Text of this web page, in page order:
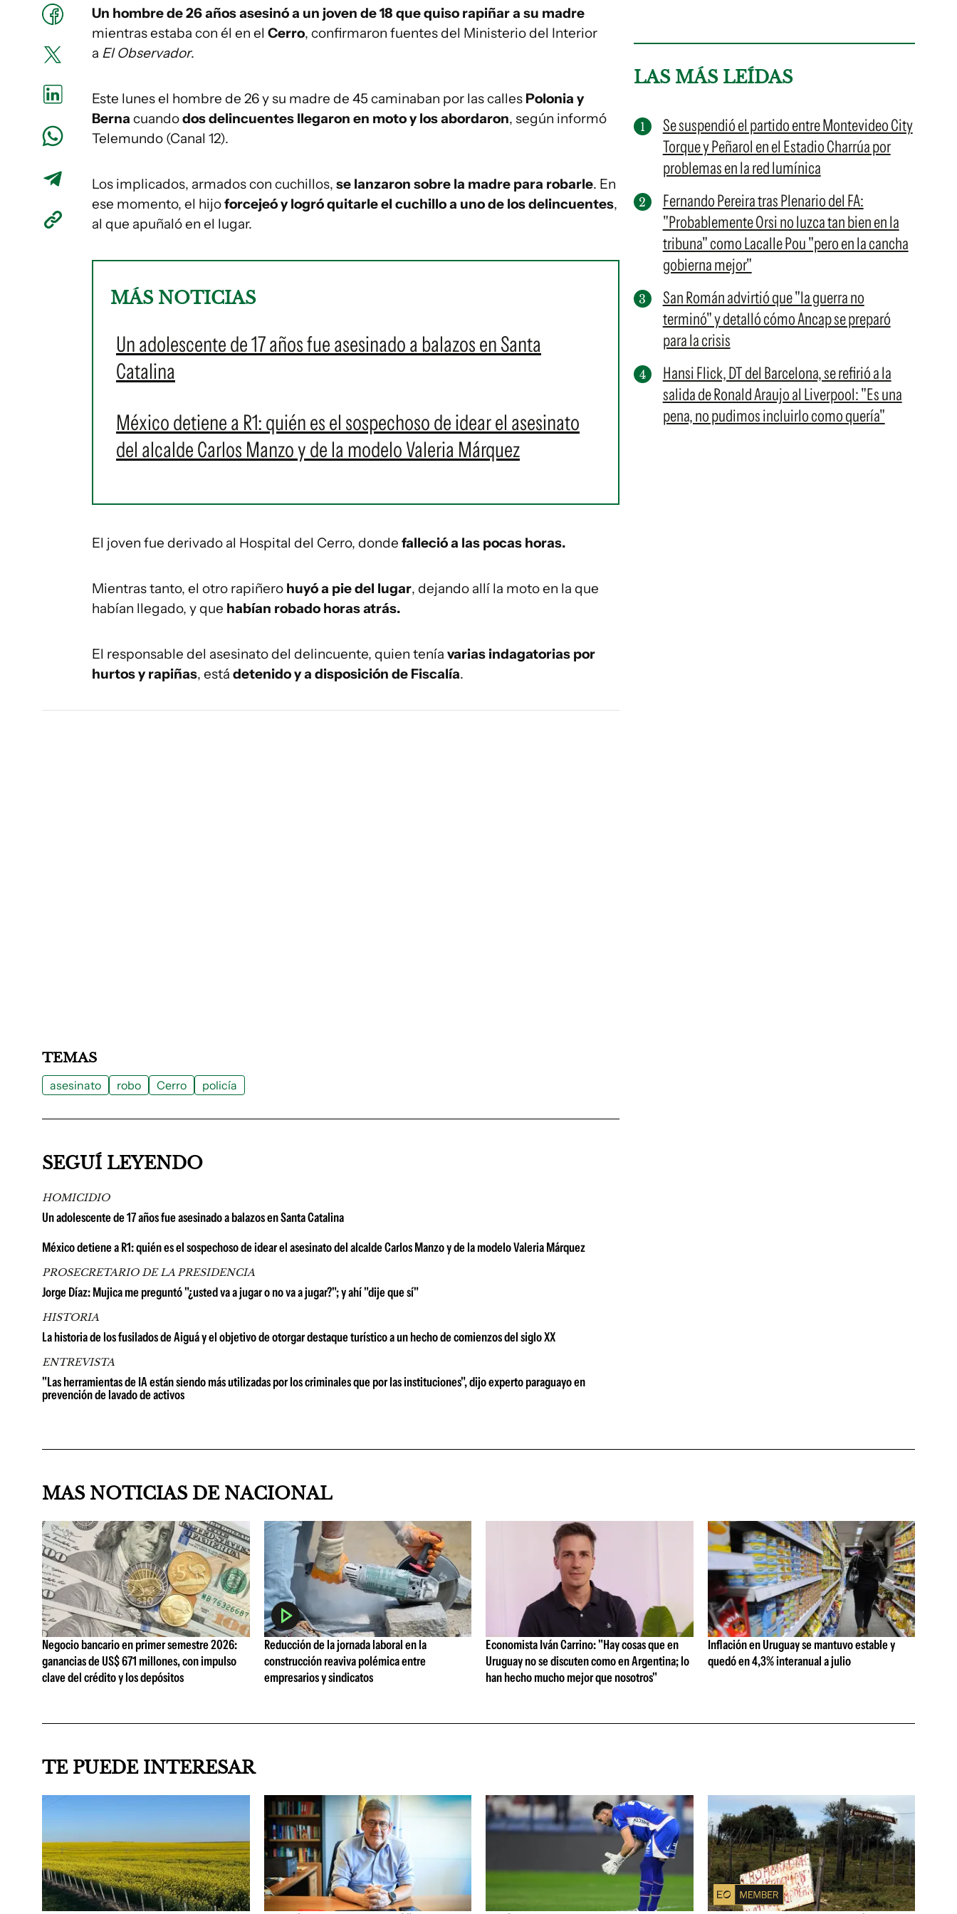
Un hombre de 26 años asesinó a un joven de 18 que quiso rapiñar a su madre
mientras estaba con él en el Cerro, confirmaron fuentes del Ministerio del Interior
a El Observador.
Este lunes el hombre de 26 y su madre de 45 caminaban por las calles Polonia y
Berna cuandodos delincuentes llegaron en moto y los abordaron, según informó
Telemundo (Canal 12).
Los implicados, armados con cuchillos, se lanzaron sobre la madre para robarle. En
ese momento, el hijoforcejeó y logró quitarle el cuchillo a uno de los delincuentes,
al que apuñaló en el lugar.
MÁS NOTICIAS
Un adolescente de 17 años fue asesinado a balazos en Santa
Catalina
México detiene a R1: quién es el sospechoso de idear el asesinato
del alcalde Carlos Manzo y de la modelo Valeria Márquez
El joven fue derivado al Hospital del Cerro, donde falleció a las pocas horas.
Mientras tanto, el otro rapiñero huyó a pie del lugar, dejando allí la moto en la que
habían llegado, y que habían robado horas atrás.
El responsable del asesinato del delincuente, quien tenía varias indagatorias por
hurtos y rapiñas, está detenido y a disposición de Fiscalía.
LAS MÁS LEÍDAS
Se suspendió el partido entre Montevideo City
Torque y Peñarol en el Estadio Charrúa por
problemas en la red lumínica
Fernando Pereira tras Plenario del FA:
"Probablemente Orsi no luzca tan bien en la
tribuna" como Lacalle Pou "pero en la cancha
gobierna mejor"
San Román advirtió que "la guerra no
terminó" y detalló cómo Ancap se preparó
para la crisis
Hansi Flick, DT del Barcelona, se refirió a la
salida de Ronald Araujo al Liverpool: "Es una
pena, no pudimos incluirlo como quería"
TEMAS
asesinato robo Cerro policía
SEGUÍ LEYENDO
HOMICIDIO
Un adolescente de 17 años fue asesinado a balazos en Santa Catalina
México detiene a R1: quién es el sospechoso de idear el asesinato del alcalde Carlos Manzo y de la modelo Valeria Márquez
PROSECRETARIO DE LA PRESIDENCIA
Jorge Díaz: Mujica me preguntó "¿usted va a jugar o no va a jugar?"; y ahí "dije que sí"
HISTORIA
La historia de los fusilados de Aiguá y el objetivo de otorgar destaque turístico a un hecho de comienzos del siglo XX
ENTREVISTA
"Las herramientas de IA están siendo más utilizadas por los criminales que por las instituciones", dijo experto paraguayo en
prevención de lavado de activos
MAS NOTICIAS DE NACIONAL
Negocio bancario en primer semestre 2026:
ganancias de US$ 671 millones, con impulso
clave del crédito y los depósitos
Reducción de la jornada laboral en la
construcción reaviva polémica entre
empresarios y sindicatos
Economista Iván Carrino: "Hay cosas que en
Uruguay no se discuten como en Argentina; lo
han hecho mucho mejor que nosotros"
Inflación en Uruguay se mantuvo estable y
quedó en 4,3% interanual a julio
TE PUEDE INTERESAR